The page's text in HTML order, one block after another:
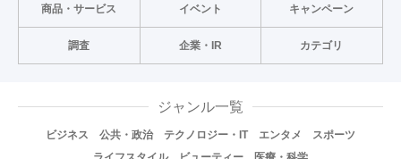
商品・サービス イベント キャンペーン
調査 企業・IR カテゴリ
ジャンル一覧
ビジネス 公共・政治 テクノロジー・IT エンタメ
スポーツ